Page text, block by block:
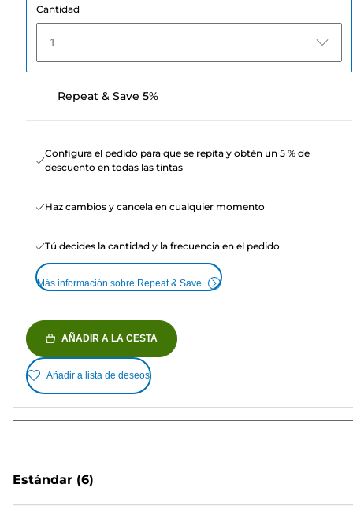
Cantidad
1
Repeat & Save 5%
Configura el pedido para que se repita y obtén un 5 % de
descuento en todas las tintas
Haz cambios y cancela en cualquier momento
Tú decides la cantidad y la frecuencia en el pedido
Más información sobre Repeat & Save
AÑADIR A LA CESTA
Añadir a lista de deseos
Estándar (6)